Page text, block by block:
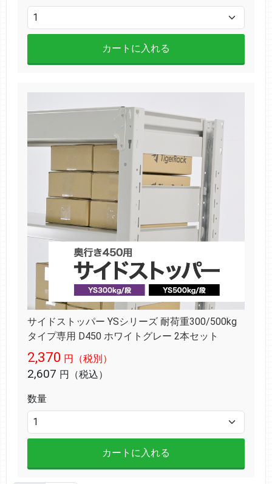
カートに入れる
サイドストッパー YSシリーズ 耐荷重300/500kg
タイプ専用 D450 ホワイトグレー 2本セット
2,370 円（税別）
2,607 円（税込）
数量
カートに入れる